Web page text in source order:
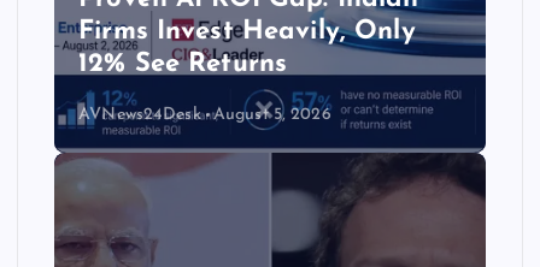
Firms Invest Heavily, Only
12% See Returns
AVNews24Desk August 5, 2026